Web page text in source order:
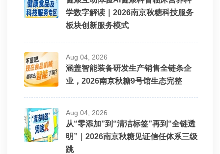
学数字解读｜2026南京秋糖科技服务
板块创新服务模式
Aug 04, 2026
涵盖智能装备研发生产销售全链条企
业，2026南京秋糖9号馆生态完整
Aug 04, 2026
从“零添加”到“清洁标签”再到“全链透
明”｜2026南京秋糖见证信任体系三级
跳